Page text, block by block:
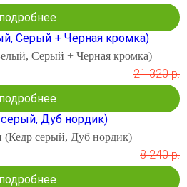
подробнее
Серый + Черная кромка)
21 320 р.
подробнее
(Кедр серый, Дуб нордик)
8 240 р.
подробнее